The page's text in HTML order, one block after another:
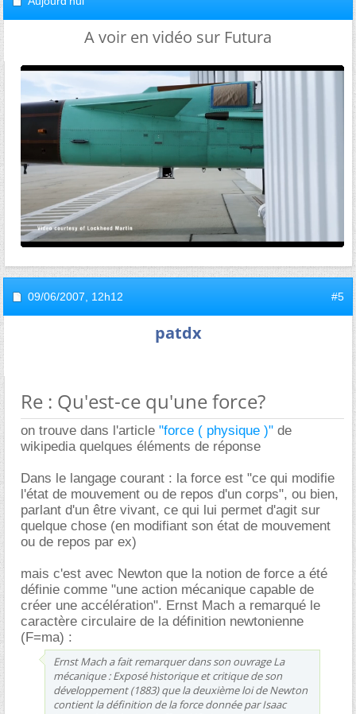
A voir en vidéo sur Futura
09/06/2007, 12h12 #5
patdx
Re : Qu'est-ce qu'une force?
on trouve dans l'article "force ( physique )" de
wikipedia quelques éléments de réponse
Dans le langage courant : la force est "ce qui modifie
l'état de mouvement ou de repos d'un corps", ou bien,
parlant d'un être vivant, ce qui lui permet d'agit sur
quelque chose (en modifiant son état de mouvement
ou de repos par ex)
mais c'est avec Newton que la notion de force a été
définie comme "une action mécanique capable de
créer une accélération". Ernst Mach a remarqué le
caractère circulaire de la définition newtonienne
(F=ma) :
Ernst Mach a fait remarquer dans son ouvrage La
mécanique : Exposé historique et critique de son
développement (1883) que la deuxième loi de Newton
contient la définition de la force donnée par Isaac